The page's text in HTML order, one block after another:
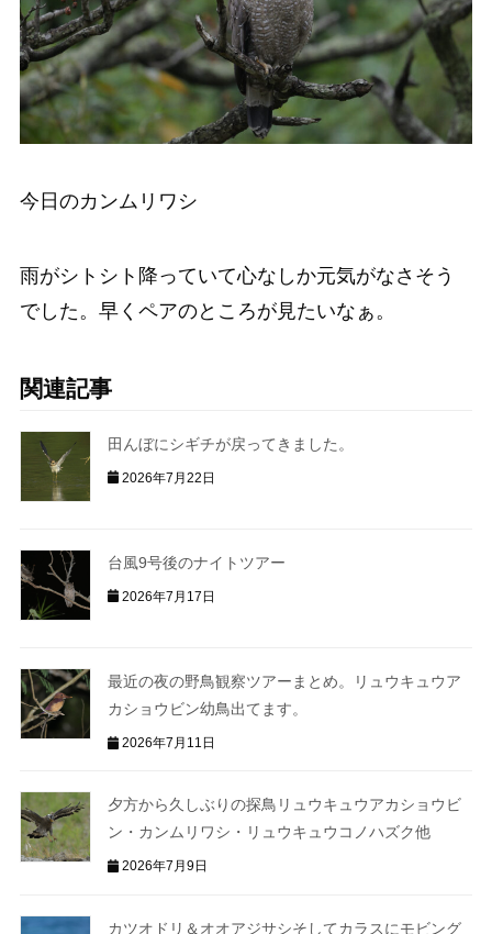
今日のカンムリワシ
雨がシトシト降っていて心なしか元気がなさそう
でした。早くペアのところが見たいなぁ。
関連記事
田んぼにシギチが戻ってきました。
2026年7月22日
台風9号後のナイトツアー
2026年7月17日
最近の夜の野鳥観察ツアーまとめ。リュウキュウア
カショウビン幼鳥出てます。
2026年7月11日
夕方から久しぶりの探鳥リュウキュウアカショウビ
ン・カンムリワシ・リュウキュウコノハズク他
2026年7月9日
カツオドリ＆オオアジサシそしてカラスにモビング